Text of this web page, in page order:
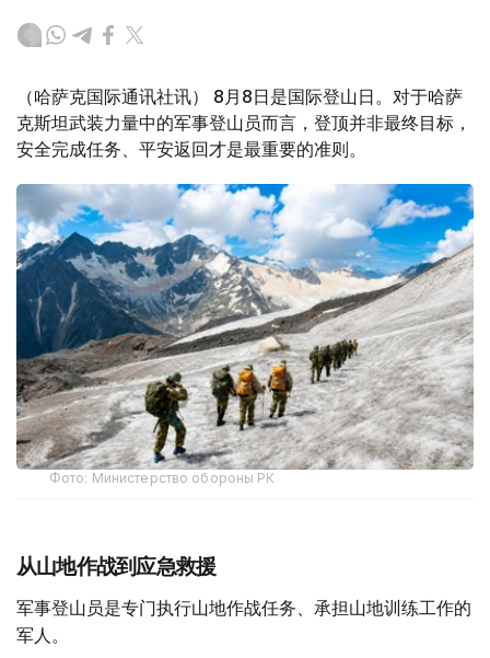
（哈萨克国际通讯社讯） 8月8日是国际登山日。对于哈萨
克斯坦武装力量中的军事登山员而言，登顶并非最终目标，
安全完成任务、平安返回才是最重要的准则。
Фото: Министерство обороны РК
从山地作战到应急救援
军事登山员是专门执行山地作战任务、承担山地训练工作的
军人。